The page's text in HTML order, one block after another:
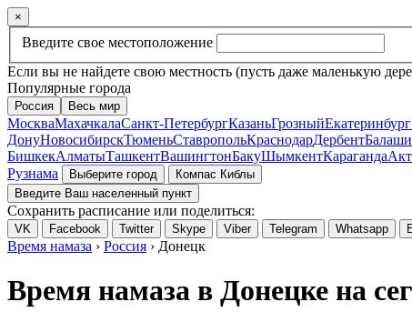
×
Введите свое местоположение
Если вы не найдете свою местность (пусть даже маленькую
Популярные города
Россия Весь мир
МоскваМахачкалаСанкт-ПетербургКазаньГрозныйЕкатеринбург
ДонуНовосибирскТюменьСтавропольКраснодарДербент
БишкекАлматыТашкентВашингтонБакуШымкентКараганда
Рузнама
Выберите город
Компас Киблы
Введите Ваш населенный пункт
Сохранить расписание или поделиться:
VK Facebook Twitter Skype Viber Telegram Whatsapp
Время намаза › Россия › Донецк
Время намаза в Донецке на